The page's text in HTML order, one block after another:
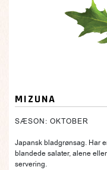
MIZUNA
SÆSON: OKTOBER
Japansk bladgrønsag. Har
blandede salater, alene
servering.